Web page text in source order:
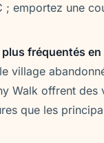
; emportez une
fréquentés en
village
Walk offrent des
que les